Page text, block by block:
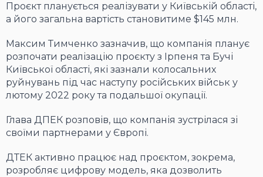
Проєкт планується реалізувати у Київській області,
а його загальна вартість становитиме $145 млн.
Максим Тимченко зазначив, що компанія планує
розпочати реалізацію проєкту з Ірпеня та Бучі
Київської області, які зазнали колосальних
руйнувань під час наступу російських військ у
лютому 2022 року та подальшої окупації.
Глава ДПЕК розповів, що компанія зустрілася зі
своїми партнерами у Європі.
ДТЕК активно працює над проєктом, зокрема,
розробляє цифрову модель, яка дозволить